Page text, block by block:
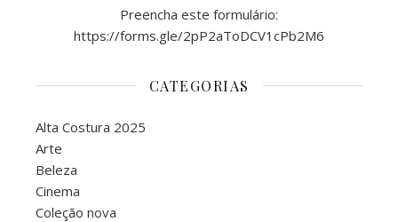
Preencha este formulário:
https://forms.gle/2pP2aToDCV1cPb2M6
CATEGORIAS
Alta Costura 2025
Arte
Beleza
Cinema
Coleção nova